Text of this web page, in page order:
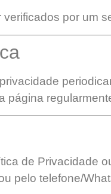
por um
página
de Privacidade
pelo telefone/